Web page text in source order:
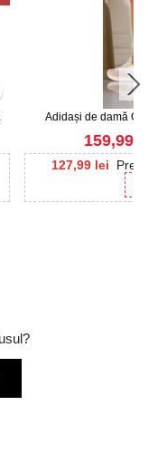
Adidași de damă
127,99 lei Pret
159,99